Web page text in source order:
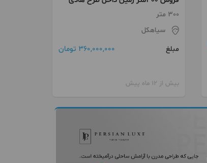
300 متر
سیاهکل
مبلغ
360,000,000 تومان
بیش از 12 ماه پیش